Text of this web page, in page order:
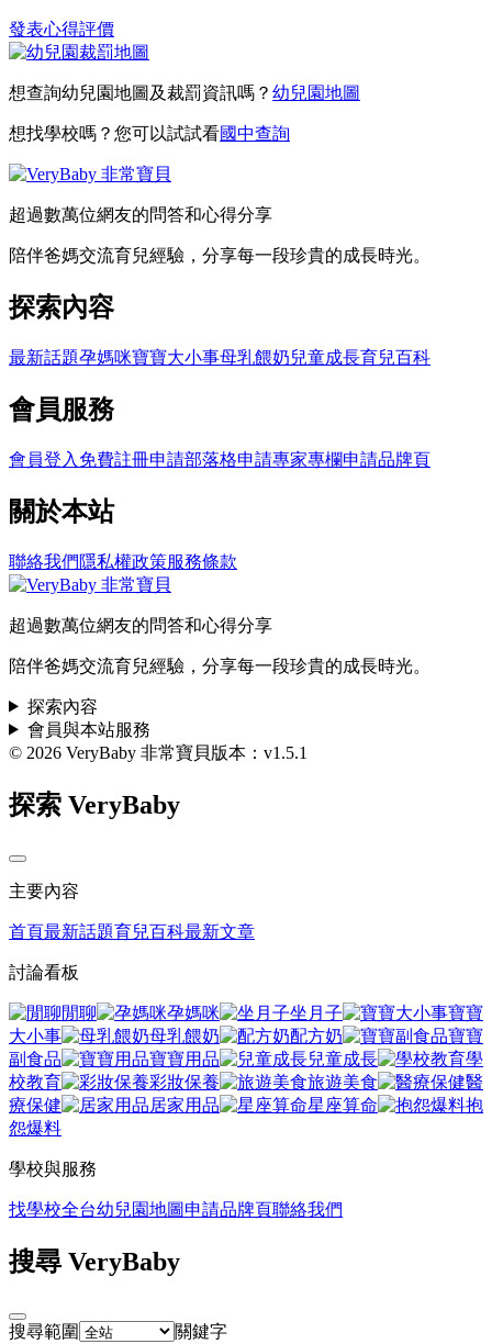
發表心得評價
想查詢幼兒園地圖及裁罰資訊嗎？ 幼兒園地圖
想找學校嗎？您可以試試看國中查詢
超過數萬位網友的問答和心得分享
陪伴爸媽交流育兒經驗，分享每一段珍貴的成長時光。
探索內容
最新話題孕媽咪寶寶大小事母乳餵奶兒童成長育兒百科
會員服務
會員登入 免費註冊申請部落格申請專家專欄申請品牌頁
關於本站
聯絡我們 隱私權政策服務條款
超過數萬位網友的問答和心得分享
陪伴爸媽交流育兒經驗，分享每一段珍貴的成長時光。
探索內容
會員與本站服務
© 2026 VeryBaby 非常寶貝版本：v1.5.1
探索 VeryBaby
主要內容
首頁最新話題育兒百科最新文章
討論看板
閒聊 孕媽咪 坐月子
寶寶
大小事
母乳餵奶 配方奶
寶寶
副食品
寶寶用品 兒童成長
學
校教育
彩妝保養 旅遊美食
醫
療保健
居家用品 星座算命
抱
怨爆料
學校與服務
找學校全台幼兒園地圖 申請品牌頁聯絡我們
搜尋 VeryBaby
搜尋範圍 關鍵字